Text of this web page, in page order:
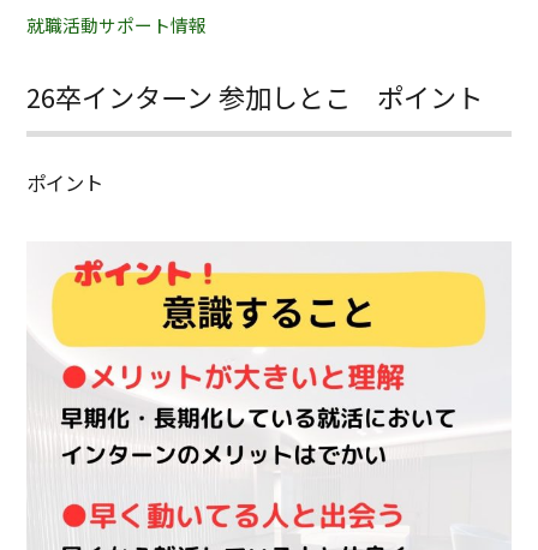
就職活動サポート情報
26卒インターン 参加しとこ ポイント
ポイント